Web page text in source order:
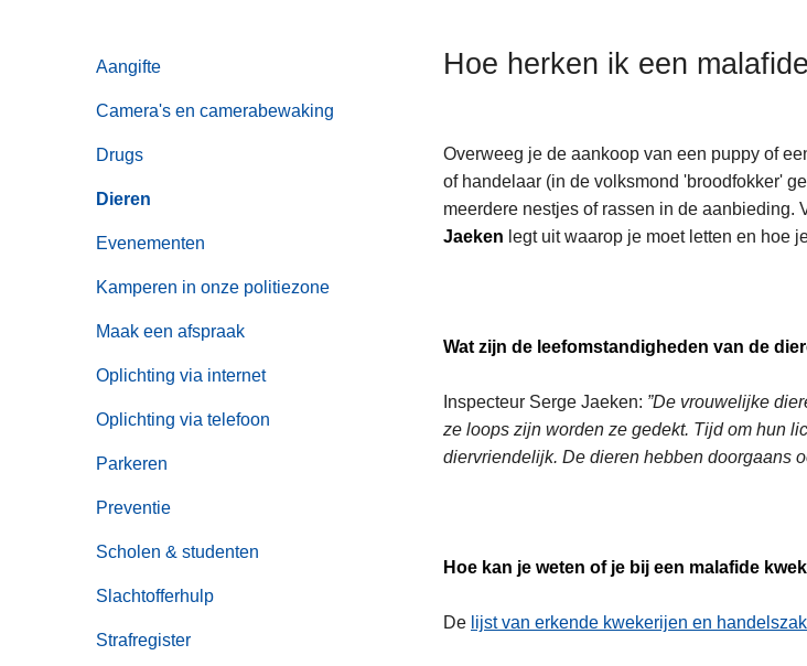
Aangifte
Camera's en camerabewaking
Drugs
Dieren
Evenementen
Kamperen in onze politiezone
Maak een afspraak
Oplichting via internet
Oplichting via telefoon
Parkeren
Preventie
Scholen & studenten
Slachtofferhulp
Strafregister
Hoe herken ik een
Overweeg je de aankoop van een puppy of
of handelaar (in de volksmond 'broodfokker'
meerdere nestjes of rassen in de aanbieding.
Jaeken legt uit waarop je moet letten en hoe
Wat zijn de leefomstandigheden van de
Inspecteur Serge Jaeken: ”De vrouwelijke
ze loops zijn worden ze gedekt. Tijd om hun
diervriendelijk. De dieren hebben doorgaans
Hoe kan je weten of je bij een malafide
De lijst van erkende kwekerijen en